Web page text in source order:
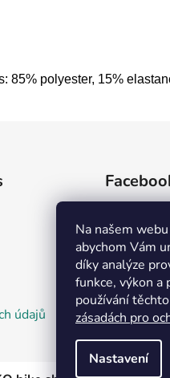
Na našem
abychom Vám
díky analýze
funkce, výkon a
používání
zásadách pro
Nastavení
85% polyester, 15%
údajů